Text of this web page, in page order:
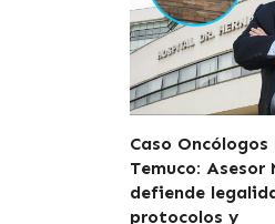
Caso
Temuco:
defiende
protocolos y